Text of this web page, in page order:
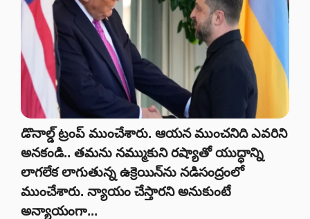
డొనాల్డ్‌ ట్రంప్‌ ముంచేశారు. ఆయన ముంచనిది ఎవరిని
అనకండి.. తమను నమ్ముకుని రష్యాతో యుద్ధాన్ని
లాగలేక లాగుతున్న ఉక్రెయిన్‌ను నడిసంద్రంలో
ముంచేశారు. న్యాయం చేస్తారని అనుకుంటే
అన్యాయంగా...